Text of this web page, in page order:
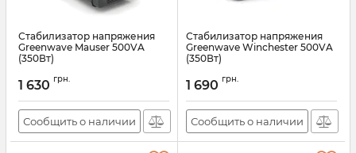
Стабилизатор напряжения
Greenwave Mauser 500VA
(350Вт)
1 630 грн.
Сообщить о наличии
Стабилизатор напряжения
Greenwave Winchester 500VA
(350Вт)
1 690 грн.
Сообщить о наличии